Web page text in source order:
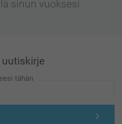
sinun vuoksesi
uutiskirje
tähän